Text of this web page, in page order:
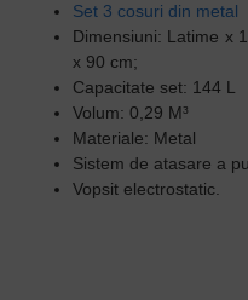
Set 3 cosuri din metal
Dimensiuni: Latime x
x 90 cm;
Capacitate set: 144 L
Volum: 0,29 M³
Materiale: Metal
Sistem de atasare a
Vopsit electrostatic.